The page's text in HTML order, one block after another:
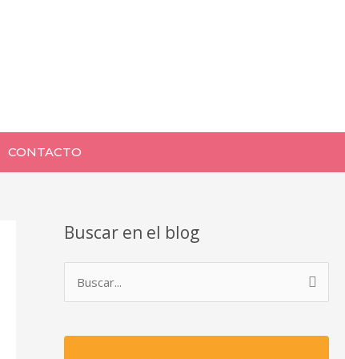
CONTACTO
Buscar en el blog
u